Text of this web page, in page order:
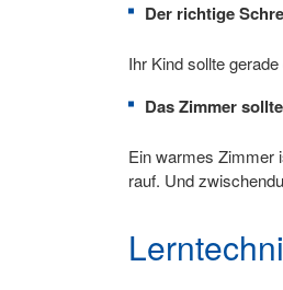
Der richtige
Ihr Kind sollte
Das Zimmer
Ein warmes Zimmer
rauf. Und